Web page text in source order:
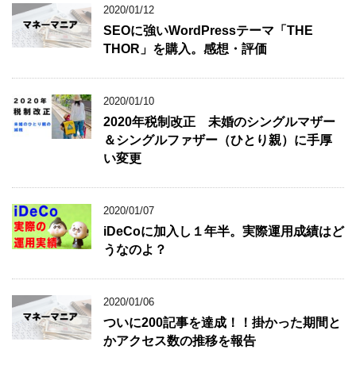
2020/01/12
SEOに強いWordPressテーマ「THE
THOR」を購入。感想・評価
2020/01/10
2020年税制改正 未婚のシングルマザー
＆シングルファザー（ひとり親）に手厚
い変更
2020/01/07
iDeCoに加入し１年半。実際運用成績はど
うなのよ？
2020/01/06
ついに200記事を達成！！掛かった期間と
かアクセス数の推移を報告